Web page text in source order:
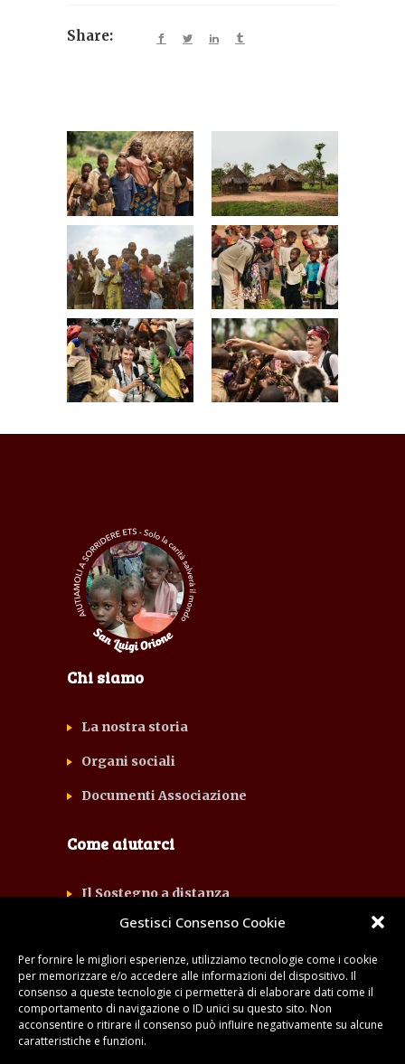
Gestisci Consenso Cookie
Per fornire le migliori esperienze, utilizziamo tecnologie come i cookie
per memorizzare e/o accedere alle informazioni del dispositivo. Il
consenso a queste tecnologie ci permetterà di elaborare dati come il
comportamento di navigazione o ID unici su questo sito. Non
acconsentire o ritirare il consenso può influire negativamente su alcune
caratteristiche e funzioni.
Share:
Chi siamo
La nostra storia
Organi sociali
Documenti Associazione
Come aiutarci
Il Sostegno a distanza
Il 5×1000
Volontario in campo: il campo di
servizio
Promozione eventi